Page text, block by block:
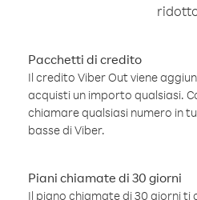
Pacchetti di credito
Il credito Viber Out viene
acquisti un importo qualsiasi.
chiamare qualsiasi numero in
basse di Viber.
Piani chiamate di 30 giorni
Il piano chiamate di 30 giorni ti